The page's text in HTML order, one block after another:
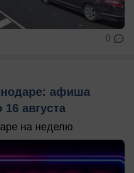
0
афиша
августа
на неделю